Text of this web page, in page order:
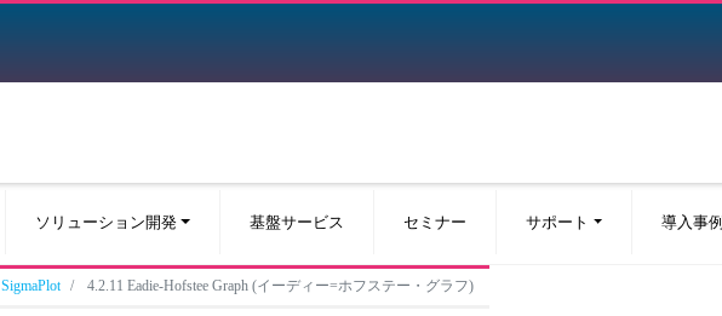
ソリューション開発 基盤サービス セミナー サポート 導入事例
SigmaPlot 4.2.11 Eadie-Hofstee Graph (イーディー=ホフステー・グラフ)